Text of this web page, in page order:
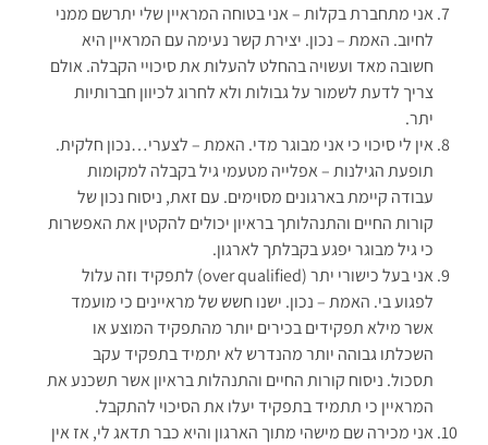
אני מתחברת בקלות – אני בטוחה המראיין שלי יתרשם ממני
לחיוב. האמת – נכון. יצירת קשר נעימה עם המראיין היא
חשובה מאד ועשויה בהחלט להעלות את סיכויי הקבלה. אולם
צריך לדעת לשמור על גבולות ולא לחרוג לכיוון חברותיות
יתר.
אין לי סיכוי כי אני מבוגר מדי. האמת – לצערי…נכון חלקית.
תופעת הגילנות – אפלייה מטעמי גיל בקבלה למקומות
עבודה קיימת בארגונים מסוימים. עם זאת, ניסוח נכון של
קורות החיים והתנהלותך בראיון יכולים להקטין את האפשרות
כי גיל מבוגר יפגע בקבלתך לארגון.
אני בעל כישורי יתר (over qualified) לתפקיד וזה עלול
לפגוע בי. האמת – נכון. ישנו חשש של מראיינים כי מועמד
אשר מילא תפקידים בכירים יותר מהתפקיד המוצע או
השכלתו גבוהה יותר מהנדרש לא יתמיד בתפקיד עקב
תסכול. ניסוח קורות החיים והתנהלות בראיון אשר תשכנע את
המראיין כי תתמיד בתפקיד יעלו את הסיכוי להתקבל.
אני מכירה שם מישהי מתוך הארגון והיא כבר תדאג לי, אז אין